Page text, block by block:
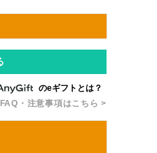
のeギフトとは？
・注意事項はこちら >